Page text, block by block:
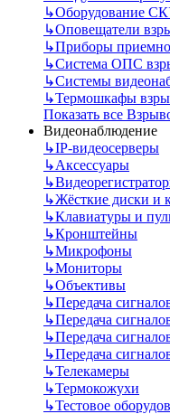
↳Оборудование
↳Оповещатели
↳Приборы
↳Система ОПС
↳Системы
↳Термошкафы
Показать все
Видеонаблюдение
↳IP-видеосерверы
↳Аксессуары
↳
↳Жёсткие диски и
↳Клавиатуры и
↳Кронштейны
↳Микрофоны
↳Мониторы
↳Объективы
↳Передача
↳Передача
↳Передача
↳Передача
↳Телекамеры
↳Термокожухи
↳Тестовое